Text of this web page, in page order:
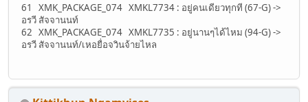
61 XMK_PACKAGE_074 XMKL7734 : อยู่คนเดียวทุกที (67-G) ->
อรวี สัจจานนท์
62 XMK_PACKAGE_074 XMKL7735 : อยู่นานๆได้ไหม (94-G) ->
อรวี สัจจานนท์/เหอยื่อจวินจ้ายไหล